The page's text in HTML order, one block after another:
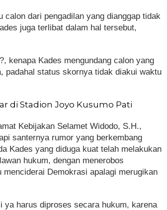
calon dari pengadilan yang dianggap tidak
juga terlibat dalam hal tersebut,
kenapa Kades mengundang calon yang
padahal status skornya tidak diakui waktu
di Stadion Joyo Kusumo Pati
Kebijakan Selamet Widodo, S.H.,
santernya rumor yang berkembang
Kades yang diduga kuat telah melakukan
hukum, dengan menerobos
Demokrasi apalagi merugikan
ya harus diproses secara hukum, karena